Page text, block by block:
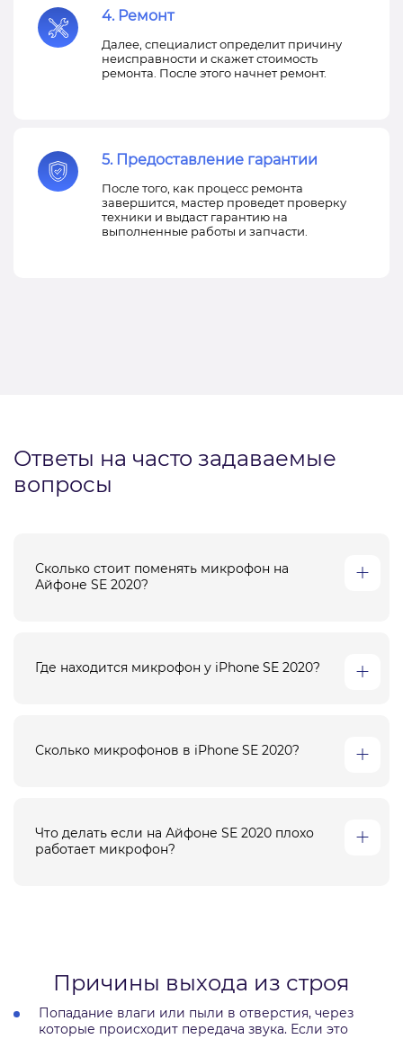
4. Ремонт
Далее, специалист определит причину
неисправности и скажет стоимость
ремонта. После этого начнет ремонт.
5. Предоставление гарантии
После того, как процесс ремонта
завершится, мастер проведет проверку
техники и выдаст гарантию на
выполненные работы и запчасти.
Ответы на часто задаваемые
вопросы
Сколько стоит поменять микрофон на
Айфоне SE 2020?
Где находится микрофон у iPhone SE 2020?
Сколько микрофонов в iPhone SE 2020?
Что делать если на Айфоне SE 2020 плохо
работает микрофон?
Причины выхода из строя
Попадание влаги или пыли в отверстия, через
которые происходит передача звука. Если это